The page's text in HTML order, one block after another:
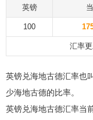
英镑
100
汇率
英镑兑海地古德汇率也
少海地古德的比率。
英镑兑海地古德汇率当